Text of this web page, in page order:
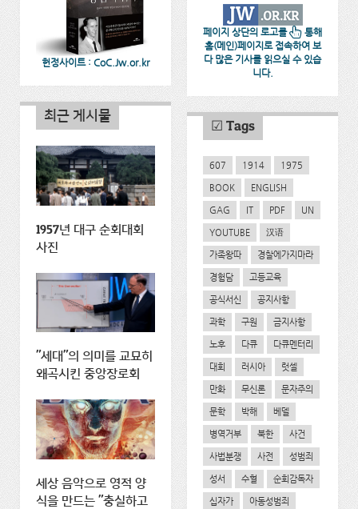
페이지 상단의 로고를
통해
홈(메인)페이지로 접속하여 보
다 많은 기사를 읽으실 수 있습
니다.
헌정사이트 : CoC.Jw.or.kr
최근 게시물
1957년 대구 순회대회
사진
"세대"의 의미를 교묘히
왜곡시킨 중앙장로회
세상 음악으로 영적 양
식을 만드는 "충실하고
☑ Tags
607 1914 1975
BOOK ENGLISH
GAG IT PDF UN
YOUTUBE 汉语
가족왕따 경찰에가지마라
경험담 고등교육
공식서신 공지사항
과학 구원 금지사항
노후 다큐 다큐멘터리
대회 러시아 럿셀
만화 무신론 문자주의
문학 박해 베델
병역거부 북한 사건
사법분쟁 사전 성범죄
성서 수혈 순회감독자
십자가 아동성범죄